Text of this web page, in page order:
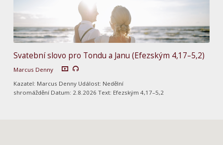
Svatební slovo pro Tondu a Janu (Efezským 4,17–5,2)
Marcus Denny
Kazatel: Marcus Denny Událost: Nedělní
shromáždění Datum: 2.8.2026 Text: Efezským 4,17–5,2